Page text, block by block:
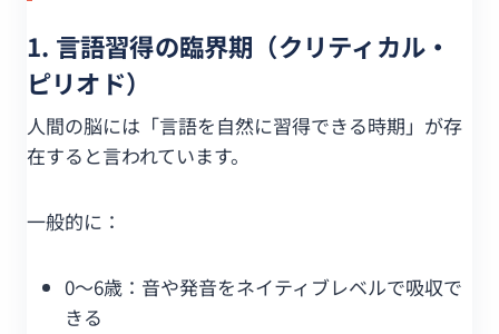
1. 言語習得の臨界期（クリティカル・
ピリオド）
人間の脳には「言語を自然に習得できる時期」が存
在すると言われています。
一般的に：
0〜6歳：音や発音をネイティブレベルで吸収で
きる